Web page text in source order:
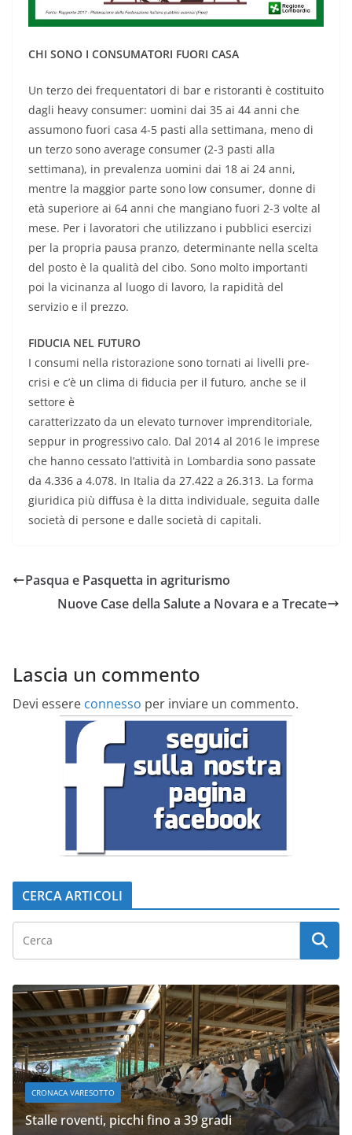
CHI SONO I CONSUMATORI FUORI CASA
Un terzo dei frequentatori di bar e ristoranti è costituito
dagli heavy consumer: uomini dai 35 ai 44 anni che
assumono fuori casa 4-5 pasti alla settimana, meno di
un terzo sono average consumer (2-3 pasti alla
settimana), in prevalenza uomini dai 18 ai 24 anni,
mentre la maggior parte sono low consumer, donne di
età superiore ai 64 anni che mangiano fuori 2-3 volte al
mese. Per i lavoratori che utilizzano i pubblici esercizi
per la propria pausa pranzo, determinante nella scelta
del posto è la qualità del cibo. Sono molto importanti
poi la vicinanza al luogo di lavoro, la rapidità del
servizio e il prezzo.
FIDUCIA NEL FUTURO
I consumi nella ristorazione sono tornati ai livelli pre-
crisi e c’è un clima di fiducia per il futuro, anche se il
settore è
caratterizzato da un elevato turnover imprenditoriale,
seppur in progressivo calo. Dal 2014 al 2016 le imprese
che hanno cessato l’attività in Lombardia sono passate
da 4.336 a 4.078. In Italia da 27.422 a 26.313. La forma
giuridica più diffusa è la ditta individuale, seguita dalle
società di persone e dalle società di capitali.
Pasqua e Pasquetta in agriturismo
Nuove Case della Salute a Novara e a Trecate
Lascia un commento
Devi essere connesso per inviare un commento.
CERCA ARTICOLI
CRONACA VARESOTTO
Stalle roventi, picchi fino a 39 gradi